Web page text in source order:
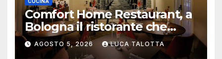
Comfort Home Restaurant, a
Bologna il ristorante che
trasforma l’ospitalità in
un’esperienza di casa
AGOSTO 5, 2026 LUCA TALOTTA